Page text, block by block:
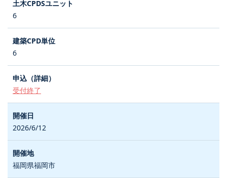
6
6
受付終了
2026/6/12
福岡県福岡市